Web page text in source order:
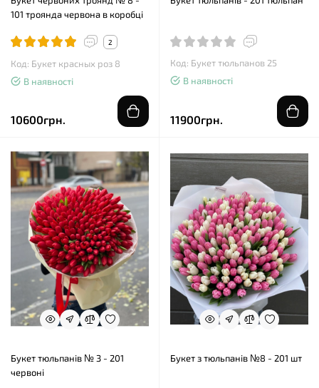
101 троянда червона в коробці
2
Код: Букет красных роз 8
В наявності
10600грн.
Код: Букет тюльпанов 25
В наявності
11900грн.
Букет тюльпанів № 3 - 201
червоні
Букет з тюльпанів №8 - 201 шт